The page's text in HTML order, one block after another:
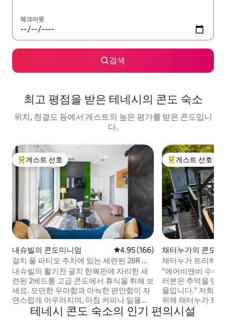
체크아웃
검색
최고 평점을 받은 테네시의 콘도 숙소
위치, 청결도 등에서 게스트의 높은 평가를 받은 콘도입니
다.
상위 게스트 선호
게스트 선호
내슈빌의 콘도미니엄 평점 4.95점(5점 만점), 후기 166
4.95 (166)
걸치 풀 파티오 주차에 있는 세련된 2BR 콘
도
내슈빌의 활기찬 굴치 한복판에 자리한 세
련된 2베드룸 고급 콘도에서 휴식을 취해 보
세요. 모던한 우아함과 아늑한 편안함이 자
연스럽게 어우러지며, 아침 커피나 일몰을
감상하며 칵테일을 즐기기에 안성맞춤인
전용 파티오가 돋보입니다. 최고급 레스토
상위 게스트 선호
게스트 선호
채터누가의 콘도미
채터누가 트리하
"에어비앤비 수수
러분은 추억을 만
물입니다." 저희는 최고의 평화로운 휴식을
위해 채터누가 트
다. 완전히 휴식을
해보세요. 최고의
테네시 콘도 숙소의 인기 편의시설